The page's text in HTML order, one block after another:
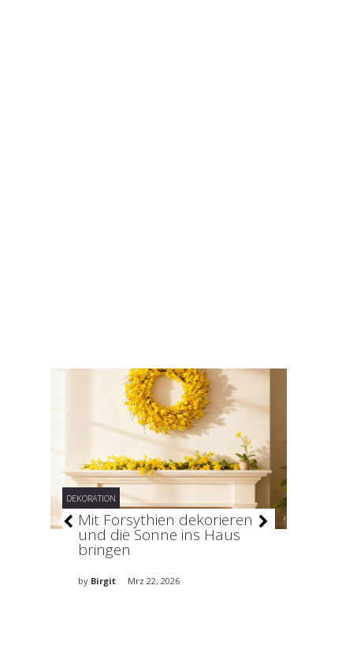
DEKORATION
Mit Forsythien dekorieren
und die Sonne ins Haus
bringen
by Birgit Mrz 22, 2026